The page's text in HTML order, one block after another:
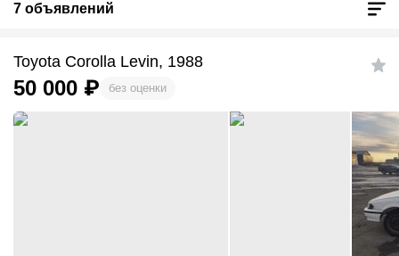
7 объявлений
Toyota Corolla Levin, 1988
50 000 ₽ без оценки